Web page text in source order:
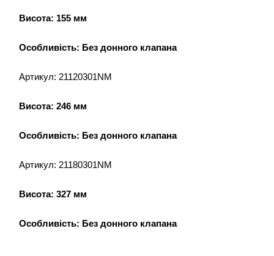
Висота: 155 мм
Особливість: Без донного клапана
Артикул: 21120301NM
Висота: 246 мм
Особливість: Без донного клапана
Артикул: 21180301NM
Висота: 327 мм
Особливість: Без донного клапана